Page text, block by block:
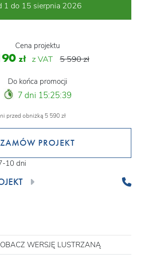
1 do 15 sierpnia 2026
Cena projektu
zł z VAT 5 590 zł
Do końca promocji
7 dni 15:25:38
przed obniżką 5 590 zł
ZAMÓW PROJEKT
10 dni
WERSJĘ LUSTRZANĄ